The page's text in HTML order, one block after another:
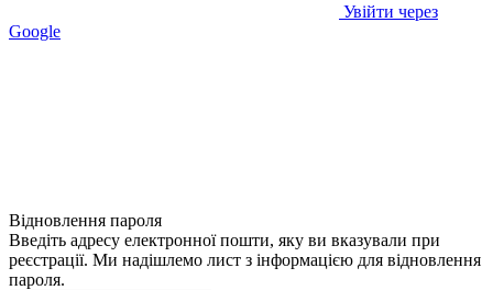
Увійти через
Google
Відновлення пароля
Введіть адресу електронної пошти, яку ви вказували при
реєстрації. Ми надішлемо лист з інформацією для відновлення
пароля.